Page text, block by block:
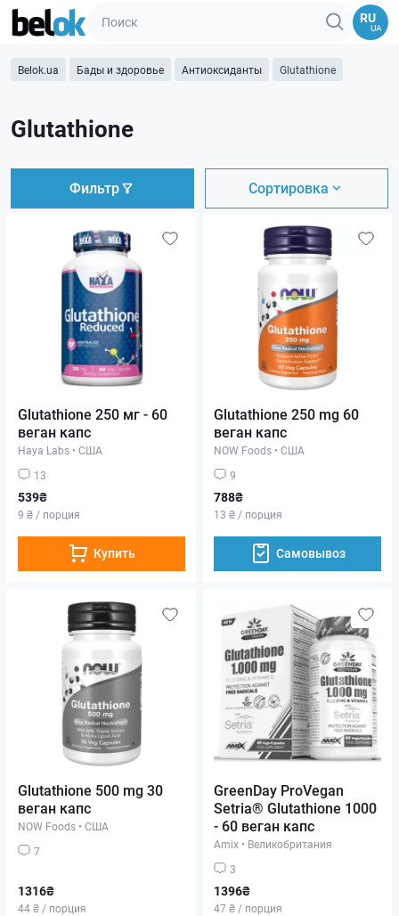
RU
UA
Belok.ua Бады и здоровье Антиоксиданты Glutathione
Glutathione
Фильтр Сортировка
Glutathione 250 мг - 60
веган капс
Haya Labs • США
13
539₴
9 ₴ / порция
Купить
Glutathione 250 mg 60
веган капс
NOW Foods • США
9
788₴
13 ₴ / порция
Самовывоз
Glutathione 500 mg 30
веган капс
NOW Foods • США
7
1316₴
44 ₴ / порция
GreenDay ProVegan
Setria® Glutathione 1000
- 60 веган капс
Amix • Великобритания
3
1396₴
47 ₴ / порция